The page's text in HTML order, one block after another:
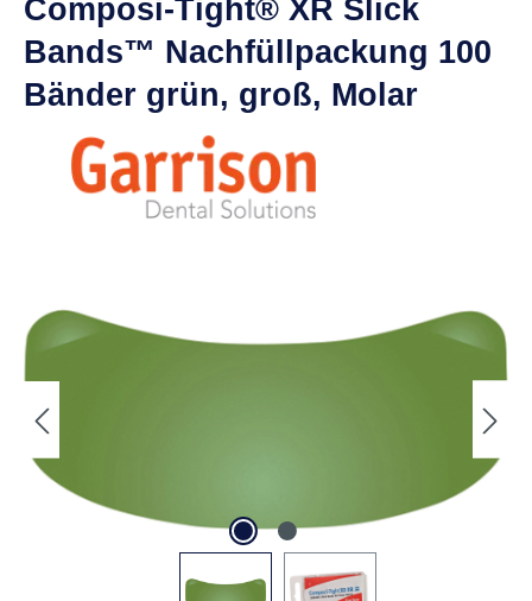
Composi-Tight® XR Slick
Bands™ Nachfüllpackung 100
Bänder grün, groß, Molar
Abbildungen können vom Original abweichen.